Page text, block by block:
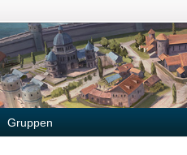
Gruppen